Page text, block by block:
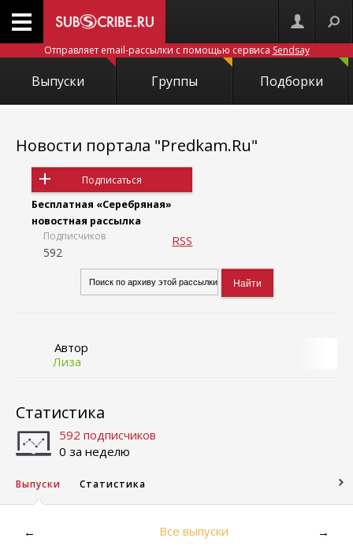
Отправляет email-рассылки с помощью сервиса Sendsay
Выпуски Группы Подборки
Новости портала "Predkam.Ru"
Подписаться
Бесплатная «Серебряная»
новостная рассылка
Подписчиков
592
RSS
Автор
Лиза
Статистика
592 подписчиков
0 за неделю
Выпуски Статистика
← Все выпуски →